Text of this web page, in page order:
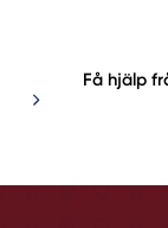
Få hjälp